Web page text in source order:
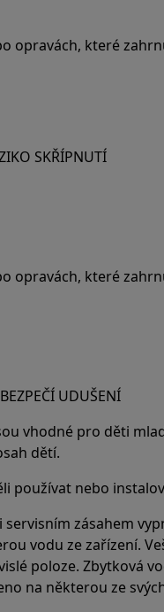
opravách, které
SKŘÍPNUTÍ
opravách, které
UDUŠENÍ
vhodné pro děti
dětí.
používat nebo
zásahem
vodu ze zařízení.
poloze. Zbytková
na některou ze